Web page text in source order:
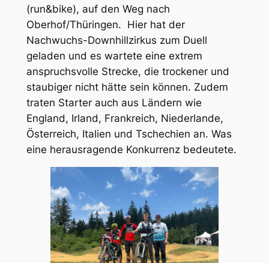
(run&bike), auf den Weg nach
Oberhof/Thüringen. Hier hat der
Nachwuchs-Downhillzirkus zum Duell
geladen und es wartete eine extrem
anspruchsvolle Strecke, die trockener und
staubiger nicht hätte sein können. Zudem
traten Starter auch aus Ländern wie
England, Irland, Frankreich, Niederlande,
Österreich, Italien und Tschechien an. Was
eine herausragende Konkurrenz bedeutete.